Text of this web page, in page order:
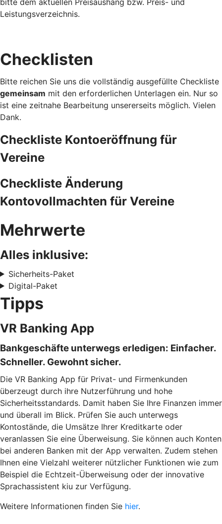
Leistungsverzeichnis.
Checklisten
Bitte reichen Sie uns die vollständig ausgefüllte Checkliste
gemeinsam mit den erforderlichen Unterlagen ein. Nur so
ist eine zeitnahe Bearbeitung unsererseits möglich. Vielen
Dank.
Checkliste Kontoeröffnung für
Vereine
Checkliste Änderung
Kontovollmachten für Vereine
Mehrwerte
Alles inklusive:
Sicherheits-Paket
Digital-Paket
Tipps
VR Banking App
Bankgeschäfte unterwegs erledigen: Einfacher.
Schneller. Gewohnt sicher.
Die VR Banking App für Privat- und Firmenkunden
überzeugt durch ihre Nutzerführung und hohe
Sicherheitsstandards. Damit haben Sie Ihre Finanzen immer
und überall im Blick. Prüfen Sie auch unterwegs
Kontostände, die Umsätze Ihrer Kreditkarte oder
veranlassen Sie eine Überweisung. Sie können auch Konten
bei anderen Banken mit der App verwalten. Zudem stehen
Ihnen eine Vielzahl weiterer nützlicher Funktionen wie zum
Beispiel die Echtzeit-Überweisung oder der innovative
Sprachassistent kiu zur Verfügung.
Weitere Informationen finden Sie hier.